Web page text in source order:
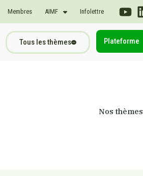
Membres AIMF Infolettre
Tous les thèmes Plateforme
Nos thèmes